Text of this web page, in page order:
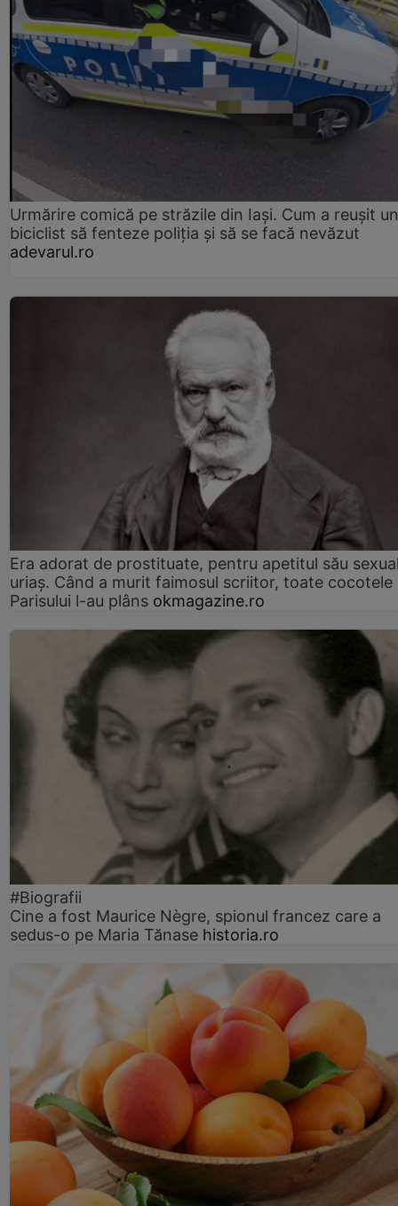
Urmărire comică pe străzile din Iași. Cum a reușit un
biciclist să fenteze poliția și să se facă nevăzut
adevarul.ro
Era adorat de prostituate, pentru apetitul său
uriaș. Când a murit faimosul scriitor, toate cocotele
Parisului l-au plâns okmagazine.ro
#Biografii
Cine a fost Maurice Nègre, spionul francez care a
sedus-o pe Maria Tănase historia.ro